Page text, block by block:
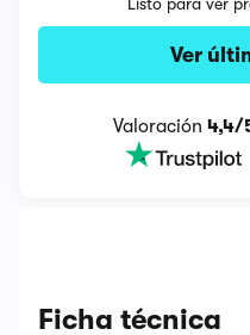
Ver
Valoración 4,4/
Ficha técnica